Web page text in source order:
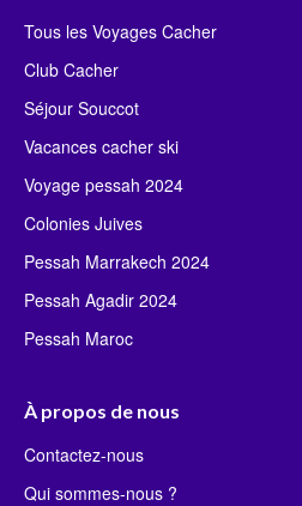
Tous les Voyages Cacher
Club Cacher
Séjour Souccot
Vacances cacher ski
Voyage pessah 2024
Colonies Juives
Pessah Marrakech 2024
Pessah Agadir 2024
Pessah Maroc
À propos de nous
Contactez-nous
Qui sommes-nous ?